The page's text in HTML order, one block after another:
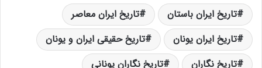
تاریخ ایران باستان
تاریخ ایران معاصر
تاریخ ایران یونان
تاریخ حقیقی ایران و یونان
تاریخ نگاران
تاریخ نگاران یونانی